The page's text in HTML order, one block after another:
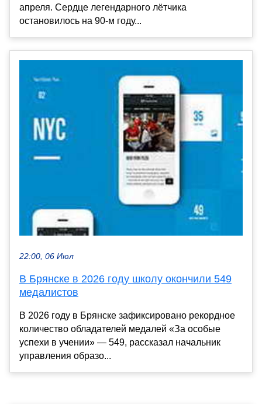
апреля. Сердце легендарного лётчика
остановилось на 90-м году...
22:00, 06 Июл
В Брянске в 2026 году школу окончили 549
медалистов
В 2026 году в Брянске зафиксировано рекордное
количество обладателей медалей «За особые
успехи в учении» — 549, рассказал начальник
управления образо...